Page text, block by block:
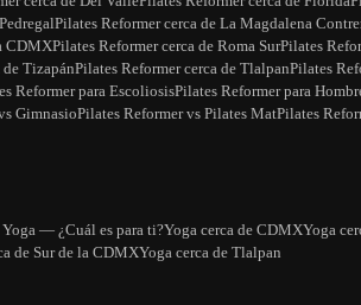
Pilates Reformer cerca de La Magdalena
CDMXPilates Reformer cerca de Roma SurPilates
de TizapánPilates Reformer cerca de TlalpanPilates
Reformer para EscoliosisPilates Reformer para
GimnasioPilates Reformer vs Pilates MatPilates
— ¿Cuál es para ti?Yoga cerca de CDMXYoga
de Sur de la CDMXYoga cerca de Tlalpan